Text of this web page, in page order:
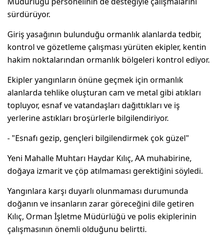
sürdürüyor.
Giriş yasağının bulunduğu ormanlık alanlarda tedbir,
kontrol ve gözetleme çalışması yürüten ekipler, kentin
hakim noktalarından ormanlık bölgeleri kontrol ediyor.
Ekipler yangınların önüne geçmek için ormanlık
alanlarda tehlike oluşturan cam ve metal gibi atıkları
topluyor, esnaf ve vatandaşları dağıttıkları ve iş
yerlerine astıkları broşürlerle bilgilendiriyor.
- "Esnafı gezip, gençleri bilgilendirmek çok güzel"
Yeni Mahalle Muhtarı Haydar Kılıç, AA muhabirine,
doğaya izmarit ve çöp atılmaması gerektiğini söyledi.
Yangınlara karşı duyarlı olunmaması durumunda
doğanın ve insanların zarar göreceğini dile getiren
Kılıç, Orman İşletme Müdürlüğü ve polis ekiplerinin
çalışmasının önemli olduğunu belirtti.